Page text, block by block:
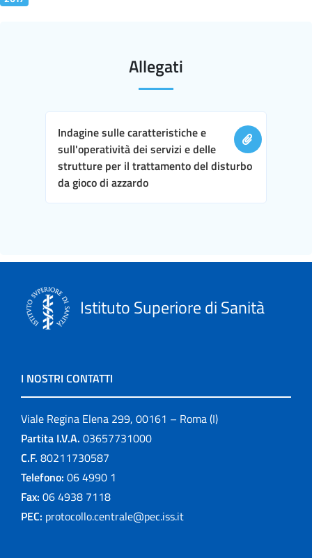
Allegati
Indagine sulle caratteristiche e
sull'operatività dei servizi e delle
strutture per il trattamento del disturbo
da gioco di azzardo
Istituto Superiore di Sanità
I NOSTRI CONTATTI
Viale Regina Elena 299, 00161 – Roma (I)
Partita I.V.A. 03657731000
C.F. 80211730587
Telefono: 06 4990 1
Fax: 06 4938 7118
PEC: protocollo.centrale@pec.iss.it